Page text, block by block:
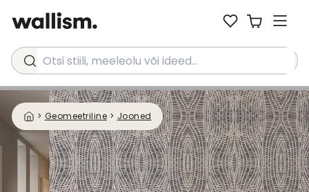
Otsi stiili, meeleolu või ideed...
> Geomeetriline > Jooned